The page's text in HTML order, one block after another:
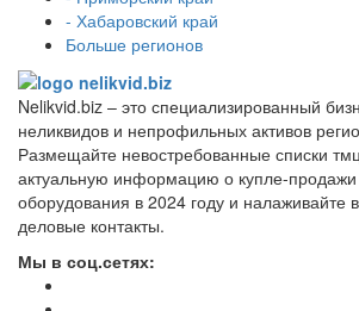
- Хабаровский край
Больше регионов
Nelikvid.biz – это специализированный
неликвидов и непрофильных активов
Размещайте невостребованные списки
актуальную информацию о купле-продажи
оборудования в 2024 году и налаживайте
деловые контакты.
Мы в соц.сетях: